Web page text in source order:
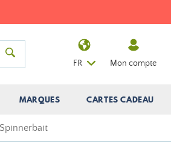
MARQUES CARTES CADEAU
FR Mon compte